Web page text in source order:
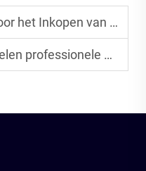
Professionele Haarverlengingen.
de dag over op genius-weft-haarverlengingen?